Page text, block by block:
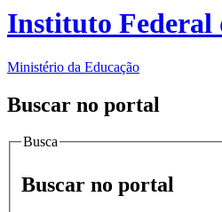
Instituto Federal
Ministério da Educação
Buscar no portal
Busca
Buscar no portal